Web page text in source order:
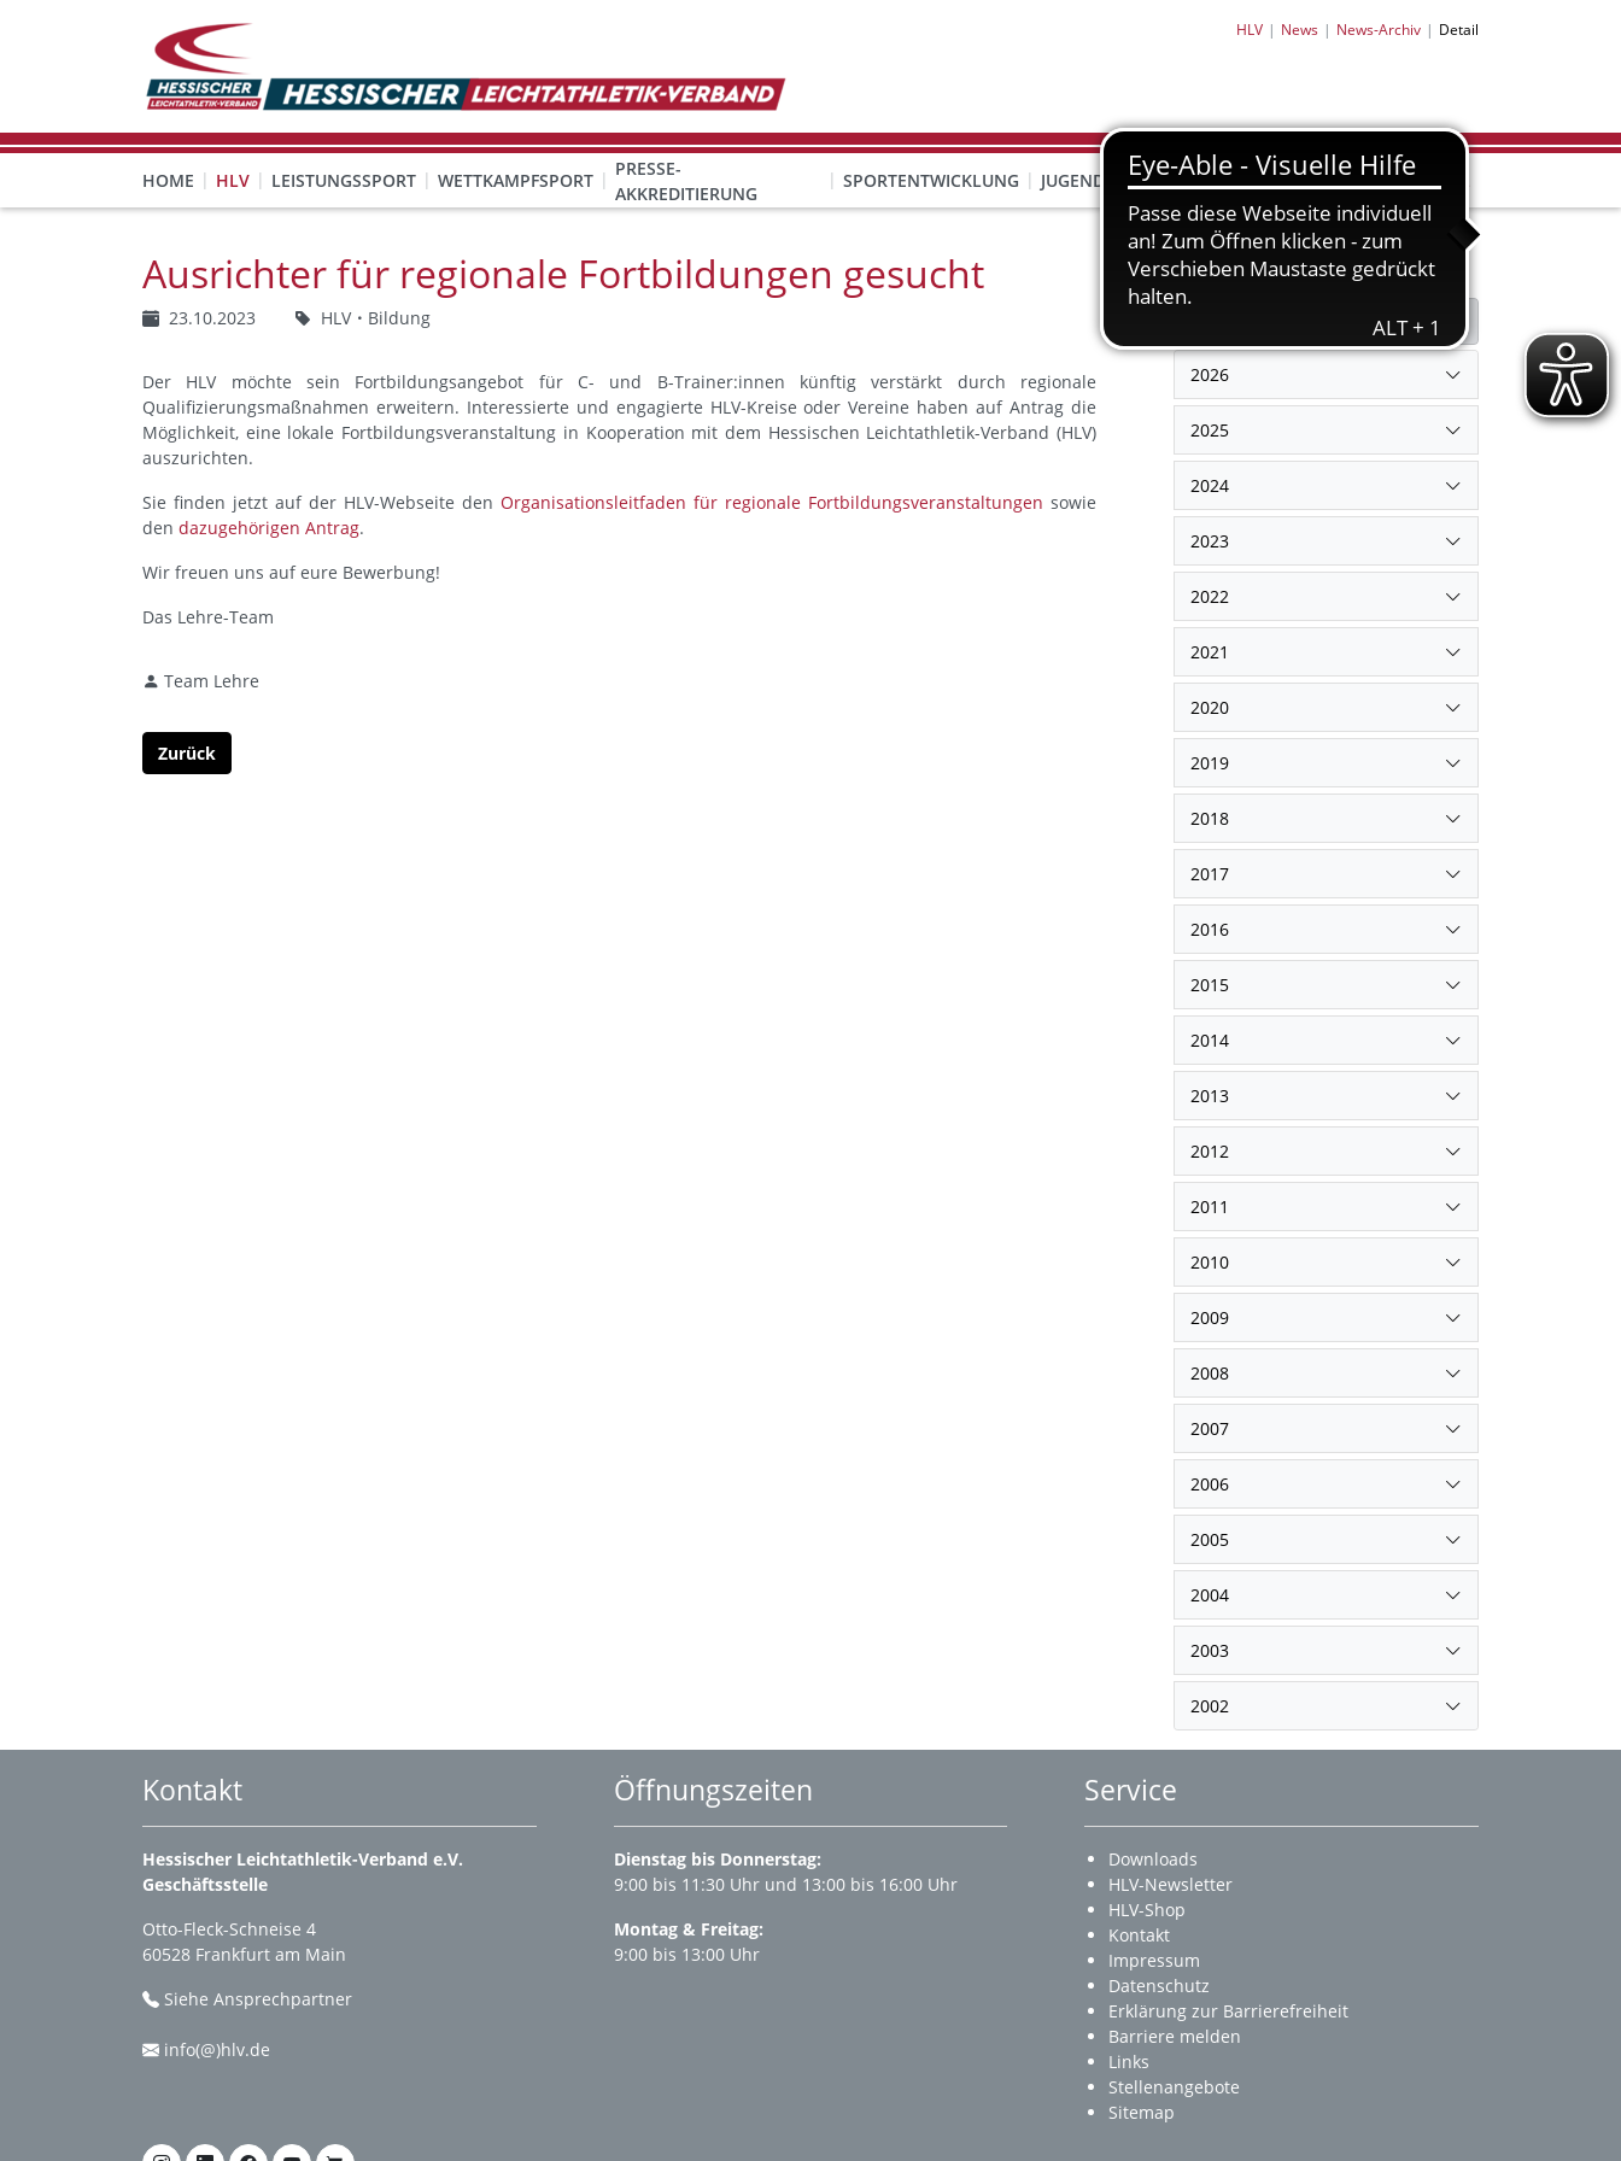
HLV News News-Archiv Detail
HOME HLV LEISTUNGSSPORT WETTKAMPFSPORT
PRESSE-
AKKREDITIERUNG
SPORTENTWICKLUNG JUGEND BILDUNG
HLV-
PARTNER
HLV-
SHOP
Ausrichter für regionale Fortbildungen gesucht
23.10.2023 HLV Bildung
Der HLV möchte sein Fortbildungsangebot für C- und B-Trainer:innen künftig verstärkt durch regionale
Qualifizierungsmaßnahmen erweitern. Interessierte und engagierte HLV-Kreise oder Vereine haben auf Antrag die
Möglichkeit, eine lokale Fortbildungsveranstaltung in Kooperation mit dem Hessischen Leichtathletik-Verband (HLV)
auszurichten.
Sie finden jetzt auf der HLV-Webseite den Organisationsleitfaden für regionale Fortbildungsveranstaltungen sowie
den dazugehörigen Antrag.
Wir freuen uns auf eure Bewerbung!
Das Lehre-Team
Team Lehre
Zurück
Filter
2026
2025
2024
2023
2022
2021
2020
2019
2018
2017
2016
2015
2014
2013
2012
2011
2010
2009
2008
2007
2006
2005
2004
2003
2002
Kontakt
Hessischer Leichtathletik-Verband e.V.
Geschäftsstelle
Otto-Fleck-Schneise 4
60528 Frankfurt am Main
Siehe Ansprechpartner
info(@)hlv.de
Öffnungszeiten
Dienstag bis Donnerstag:
9:00 bis 11:30 Uhr und 13:00 bis 16:00 Uhr
Montag & Freitag:
9:00 bis 13:00 Uhr
Service
Downloads
HLV-Newsletter
HLV-Shop
Kontakt
Impressum
Datenschutz
Erklärung zur Barrierefreiheit
Barriere melden
Links
Stellenangebote
Sitemap